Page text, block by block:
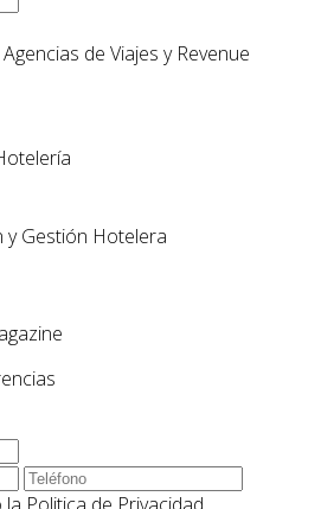
de Viajes y Revenue
y Gestión Hotelera
la Politica de Privacidad